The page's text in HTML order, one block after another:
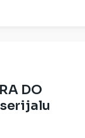
DO
serijalu